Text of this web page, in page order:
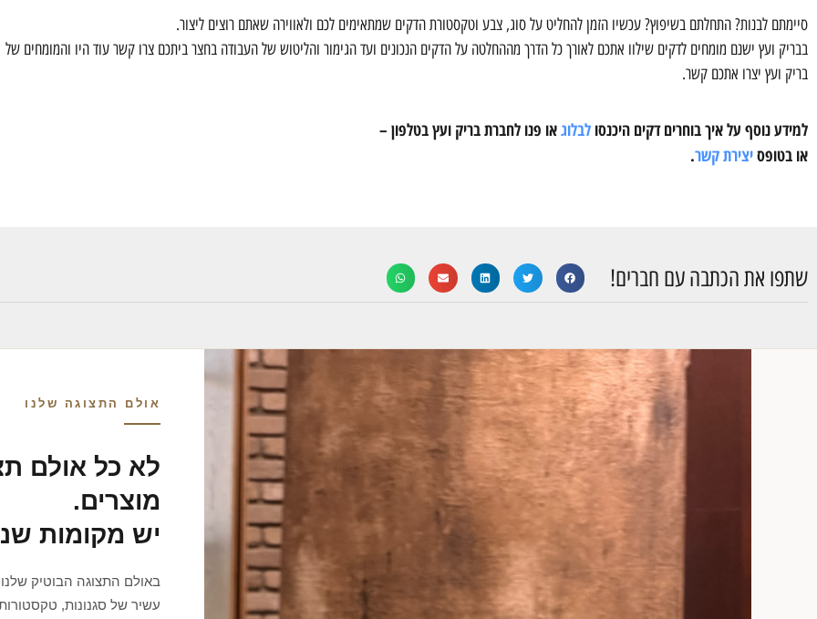
סיימתם לבנות? התחלתם בשיפוץ? עכשיו הזמן להחליט על סוג, צבע וטקסטורת הדקים שמתאימים לכם ולאווירה שאתם רוצים ליצור.
בבריק ועץ ישנם מומחים לדקים שילוו אתכם לאורך כל הדרך מההחלטה על הדקים הנכונים ועד הגימור והליטוש של העבודה בחצר ביתכם צרו קשר עוד היו והמומחים של
בריק ועץ יצרו אתכם קשר.
למידע נוסף על איך בוחרים דקים היכנסו לבלוגאו פנו לחברת בריק ועץ בטלפון –
או בטופסיצירת קשר.
שתפו את הכתבה עם חברים!
אולם התצוגה שלנו
לא כל אולם
מוצרים.
יש מקומות
באולם התצוגה הבוטיק
עשיר של סגנונות,